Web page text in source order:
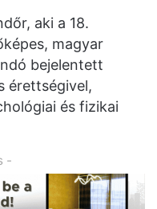
aki a 18.
magyar
bejelentett
érettségivel,
és fizikai
-